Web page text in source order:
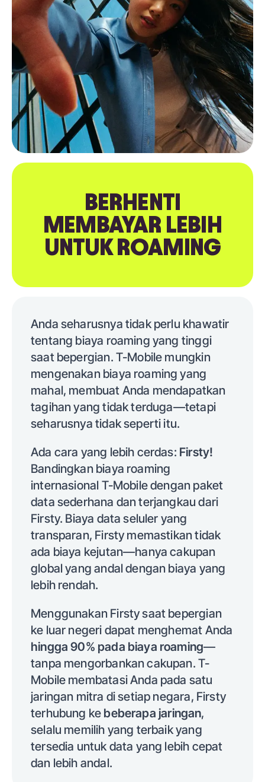
BERHENTI
MEMBAYAR LEBIH
UNTUK ROAMING
Anda seharusnya tidak perlu khawatir
tentang biaya roaming yang tinggi
saat bepergian. T-Mobile mungkin
mengenakan biaya roaming yang
mahal, membuat Anda mendapatkan
tagihan yang tidak terduga—tetapi
seharusnya tidak seperti itu.
Ada cara yang lebih cerdas: Firsty!
Bandingkan biaya roaming
internasional T-Mobile dengan paket
data sederhana dan terjangkau dari
Firsty. Biaya data seluler yang
transparan, Firsty memastikan tidak
ada biaya kejutan—hanya cakupan
global yang andal dengan biaya yang
lebih rendah.
Menggunakan Firsty saat bepergian
ke luar negeri dapat menghemat Anda
hingga 90% pada biaya roaming—
tanpa mengorbankan cakupan. T-
Mobile membatasi Anda pada satu
jaringan mitra di setiap negara, Firsty
terhubung ke beberapa jaringan,
selalu memilih yang terbaik yang
tersedia untuk data yang lebih cepat
dan lebih andal.